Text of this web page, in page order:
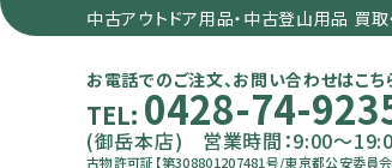
中古アウトドア用品・中古登山用品 買
お電話でのご注文、お問い合わせはこち
TEL: 0428-74-
(御岳本店) 営業時間：9:00～
古物許可証【第308801207481号/東京都公安委員会